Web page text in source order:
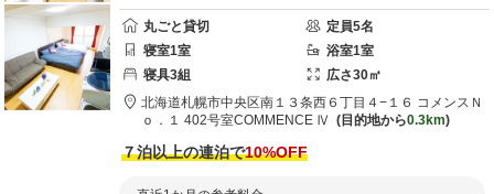
丸ごと貸切 定員5名
寝室1室 浴室1室
寝具3組 広さ30㎡
北海道札幌市中央区南１３条西６丁目４−１６ コメンスＮ
ｏ．１ 402号室COMMENCE Ⅳ 目的地から0.3km
７泊以上の連泊で10%OFF